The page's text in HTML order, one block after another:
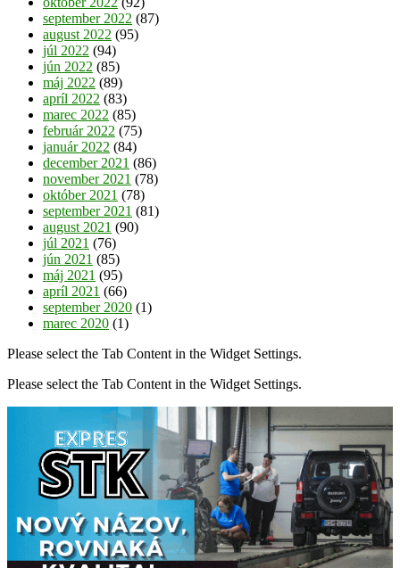
september 2022 (87)
august 2022 (95)
júl 2022 (94)
jún 2022 (85)
máj 2022 (89)
apríl 2022 (83)
marec 2022 (85)
február 2022 (75)
január 2022 (84)
december 2021 (86)
november 2021 (78)
október 2021 (78)
september 2021 (81)
august 2021 (90)
júl 2021 (76)
jún 2021 (85)
máj 2021 (95)
apríl 2021 (66)
september 2020 (1)
marec 2020 (1)
Please select the Tab Content in the Widget Settings.
Please select the Tab Content in the Widget Settings.